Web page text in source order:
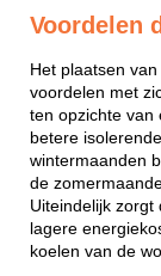
Voordelen
Het plaatsen
voordelen met
ten opzichte van
betere
wintermaanden
de
Uiteindelijk
lagere
koelen van de